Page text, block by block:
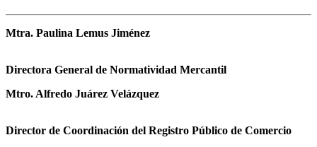
Mtra. Paulina Lemus Jiménez
Directora General de Normatividad Mercantil
Mtro. Alfredo Juárez Velázquez
Director de Coordinación del Registro Público de Comercio